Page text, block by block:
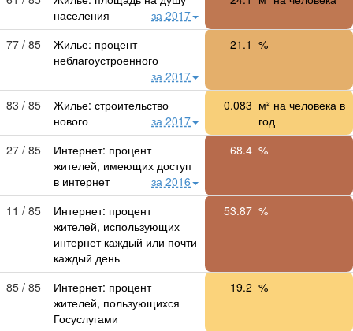
населения
за 2017
77 / 85
Жилье: процент
неблагоустроенного
за 2017
21.1 %
83 / 85
Жилье: строительство
нового
за 2017
0.083 м² на человека в
год
27 / 85
Интернет: процент
жителей, имеющих доступ
в интернет
за 2016
68.4 %
11 / 85
Интернет: процент
жителей, использующих
интернет каждый или почти
каждый день
53.87 %
85 / 85
Интернет: процент
жителей, пользующихся
Госуслугами
19.2 %